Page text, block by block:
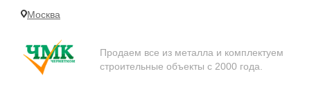
Москва
Продаем все из металла и комплектуем
строительные объекты с 2000 года.